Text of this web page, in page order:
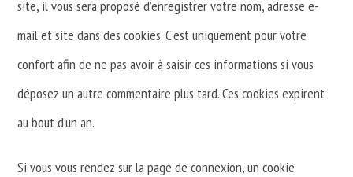
site, il vous sera proposé d’enregistrer votre nom, adresse e-
mail et site dans des cookies. C’est uniquement pour votre
confort afin de ne pas avoir à saisir ces informations si vous
déposez un autre commentaire plus tard. Ces cookies expirent
au bout d’un an.
Si vous vous rendez sur la page de connexion, un cookie